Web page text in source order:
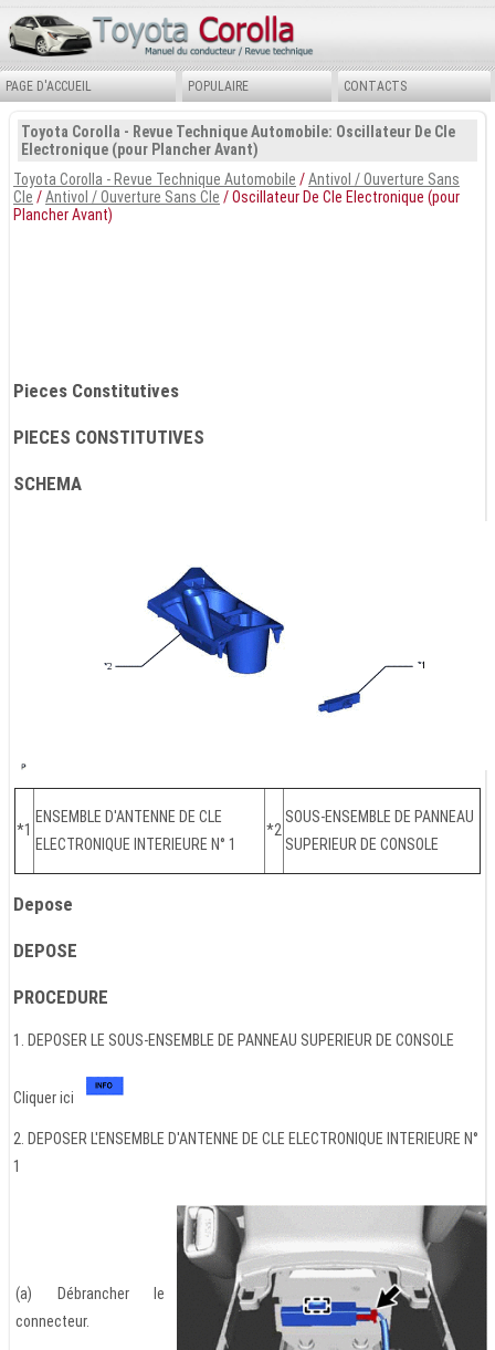
PAGE D'ACCUEIL POPULAIRE CONTACTS
Toyota Corolla - Revue Technique Automobile: Oscillateur De Cle
Electronique (pour Plancher Avant)
Toyota Corolla - Revue Technique Automobile /Antivol / Ouverture Sans
Cle /Antivol / Ouverture Sans Cle / Oscillateur De Cle Electronique (pour
Plancher Avant)
Pieces Constitutives
PIECES CONSTITUTIVES
SCHEMA
*1
ENSEMBLE D'ANTENNE DE CLE
ELECTRONIQUE INTERIEURE N° 1
*2
SOUS-ENSEMBLE DE PANNEAU
SUPERIEUR DE CONSOLE
Depose
DEPOSE
PROCEDURE
1. DEPOSER LE SOUS-ENSEMBLE DE PANNEAU SUPERIEUR DE CONSOLE
Cliquer ici
2. DEPOSER L'ENSEMBLE D'ANTENNE DE CLE ELECTRONIQUE INTERIEURE N°
1
(a) Débrancher le
connecteur.